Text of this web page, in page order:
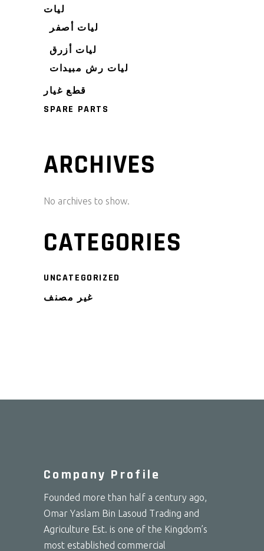
ليات
ليات أصفر
ليات أزرق
ليات رش مبيدات
قطع غيار
SPARE PARTS
ARCHIVES
No archives to show.
CATEGORIES
UNCATEGORIZED
غير مصنف
Company Profile
Founded more than half a century ago,
Omar Yaslam Bin Lasoud Trading and
Agriculture Est. is one of the Kingdom’s
most established commercial